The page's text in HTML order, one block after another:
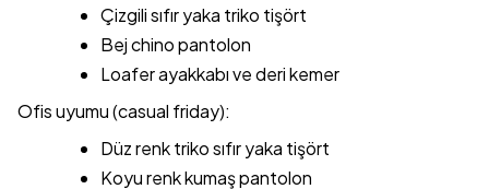
Çizgili sıfır yaka triko tişört
Bej chino pantolon
Loafer ayakkabı ve deri kemer
Ofis uyumu (casual friday):
Düz renk triko sıfır yaka tişört
Koyu renk kumaş pantolon